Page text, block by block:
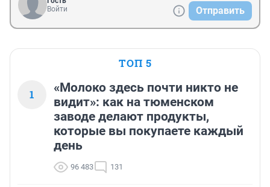
Войти
Отправить
ТОП 5
1
«Молоко здесь почти никто не
видит»: как на тюменском
заводе делают продукты,
которые вы покупаете каждый
день
96 483 131